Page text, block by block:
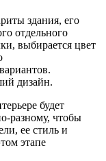
здания, его
отдельного
выбирается цвет
дизайн.
будет
разному, чтобы
ее стиль и
этапе